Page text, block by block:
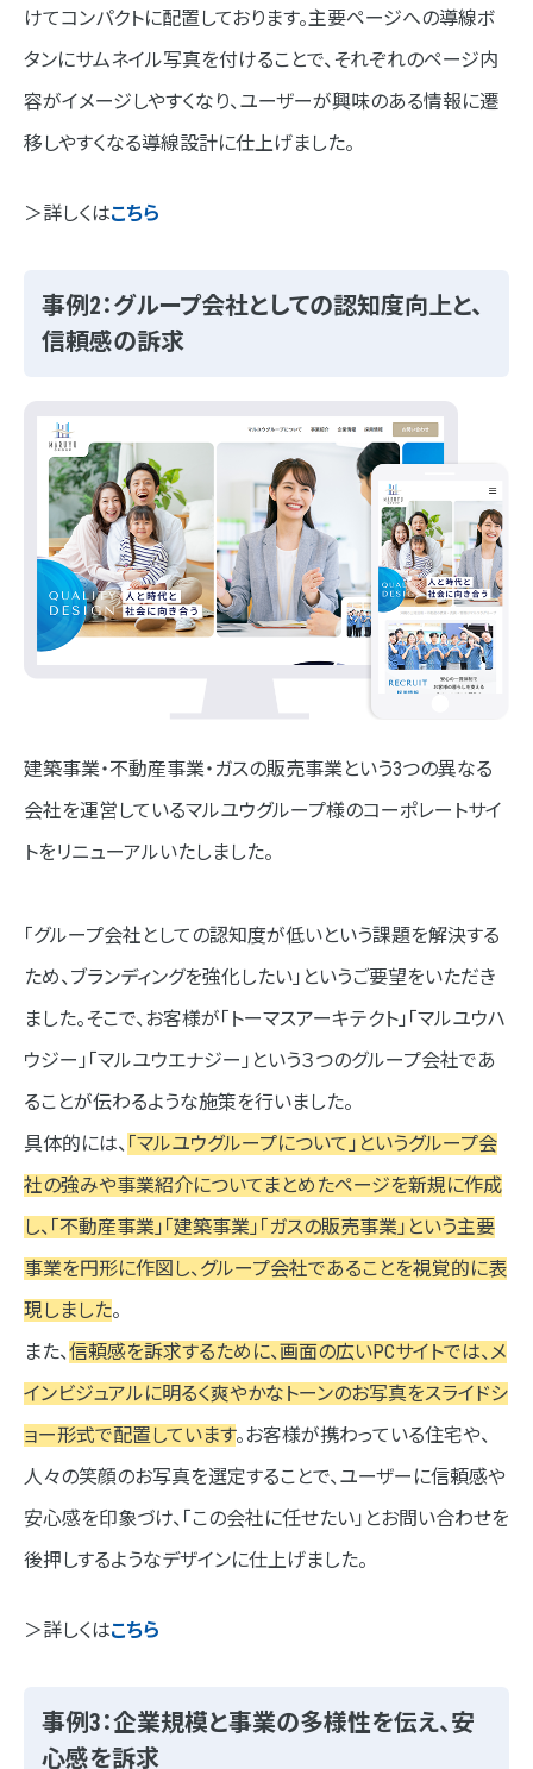
けてコンパクトに配置しております。主要ページへの導線ボ
タンにサムネイル写真を付けることで、それぞれのページ内
容がイメージしやすくなり、ユーザーが興味のある情報に遷
移しやすくなる導線設計に仕上げました。
＞詳しくはこちら
事例2：グループ会社としての認知度向上と、
信頼感の訴求
建築事業・不動産事業・ガスの販売事業という3つの異なる
会社を運営しているマルユウグループ様のコーポレートサイ
トをリニューアルいたしました。
「グループ会社としての認知度が低いという課題を解決する
ため、ブランディングを強化したい」というご要望をいただき
ました。そこで、お客様が「トーマスアーキテクト」「マルユウハ
ウジー」「マルユウエナジー」という３つのグループ会社であ
ることが伝わるような施策を行いました。
具体的には、 「マルユウグループについて」というグループ会
社の強みや事業紹介についてまとめたページを新規に作成
し、「不動産事業」「建築事業」「ガスの販売事業」という主要
事業を円形に作図し、グループ会社であることを視覚的に表
現しました。
また、信頼感を訴求するために、画面の広いPCサイトでは、メ
インビジュアルに明るく爽やかなトーンのお写真をスライドシ
ョー形式で配置しています。お客様が携わっている住宅や、
人々の笑顔のお写真を選定することで、ユーザーに信頼感や
安心感を印象づけ、「この会社に任せたい」とお問い合わせを
後押しするようなデザインに仕上げました。
＞詳しくはこちら
事例3：企業規模と事業の多様性を伝え、安
心感を訴求